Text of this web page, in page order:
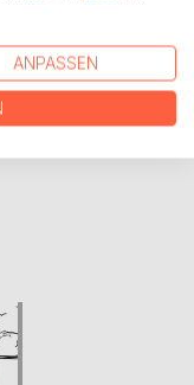
ANPASSEN